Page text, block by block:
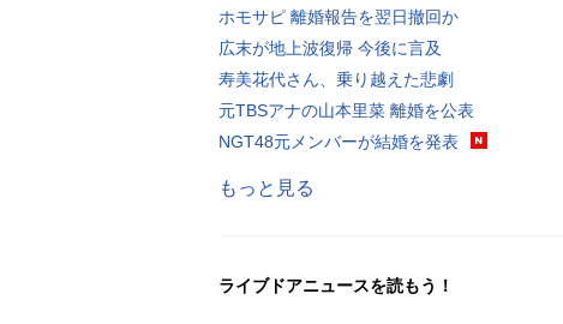
ホモサピ 離婚報告を翌日撤回か
広末が地上波復帰 今後に言及
寿美花代さん、乗り越えた悲劇
元TBSアナの山本里菜 離婚を公表
NGT48元メンバーが結婚を発表
もっと見る
ライブドアニュースを読もう！